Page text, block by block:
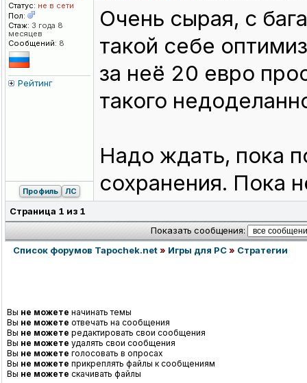
Статус: не в сети
Пол:
Стаж: 3 года 8
месяцев
Сообщений: 8
Рейтинг
Очень сырая, с
такой себе
за неё 20 евро
такого
Надо ждать, пока
сохранения. Пока
Профиль ЛС
Страница 1 из 1
Показать сообщения:
Список форумов Tapochek.net» Игры для PC» Стратегии
Вы не можете начинать темы
Вы не можете отвечать на сообщения
Вы не можете редактировать свои сообщения
Вы не можете удалять свои сообщения
Вы не можете голосовать в опросах
Вы не можете прикреплять файлы к сообщениям
Вы не можете скачивать файлы